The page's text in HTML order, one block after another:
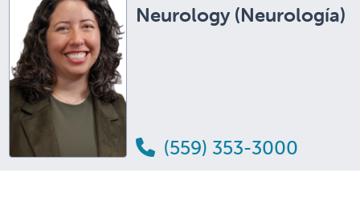
Neurology (Neurología)
(559) 353-3000